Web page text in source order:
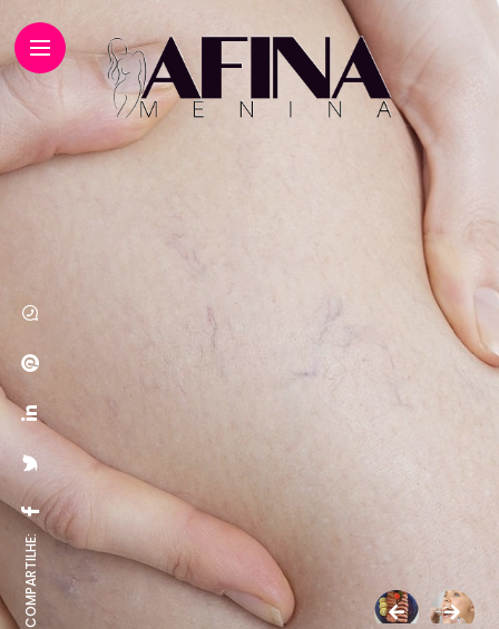
COMPARTILHE: